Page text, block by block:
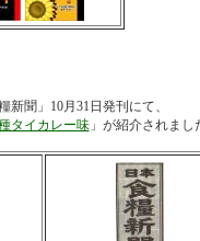
新聞」10月31日発刊にて、
タイカレー味」が紹介されまし